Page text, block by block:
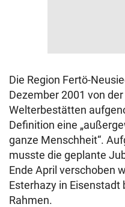
Die Region Fertö-
Dezember 2001 von
Welterbestätten
Definition eine
ganze Menschheit“.
musste die geplante
Ende April verschoben
Esterhazy in
Rahmen.